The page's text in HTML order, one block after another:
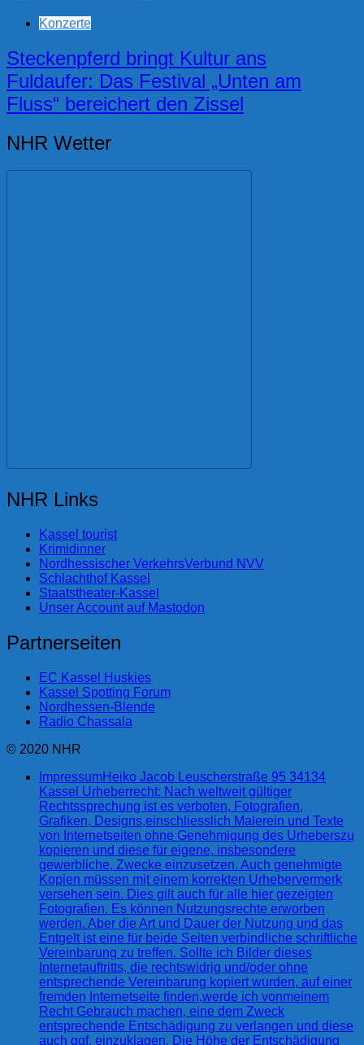
Konzerte
Steckenpferd bringt Kultur ans
Fuldaufer: Das Festival „Unten am
Fluss“ bereichert den Zissel
NHR Wetter
NHR Links
Kassel tourist
Krimidinner
Nordhessischer VerkehrsVerbund NVV
Schlachthof Kassel
Staatstheater-Kassel
Unser Account auf Mastodon
Partnerseiten
EC Kassel Huskies
Kassel Spotting Forum
Nordhessen-Blende
Radio Chassala
© 2020 NHR
ImpressumHeiko Jacob Leuscherstraße 95 34134
Kassel Urheberrecht: Nach weltweit gültiger
Rechtssprechung ist es verboten, Fotografien,
Grafiken, Designs,einschliesslich Malerein und Texte
von Internetseiten ohne Genehmigung des Urheberszu
kopieren und diese für eigene, insbesondere
gewerbliche, Zwecke einzusetzen. Auch genehmigte
Kopien müssen mit einem korrekten Urhebervermerk
versehen sein. Dies gilt auch für alle hier gezeigten
Fotografien. Es können Nutzungsrechte erworben
werden. Aber die Art und Dauer der Nutzung und das
Entgelt ist eine für beide Seiten verbindliche schriftliche
Vereinbarung zu treffen. Sollte ich Bilder dieses
Internetauftritts, die rechtswidrig und/oder ohne
entsprechende Vereinbarung kopiert wurden, auf einer
fremden Internetseite finden,werde ich vonmeinem
Recht Gebrauch machen, eine dem Zweck
entsprechende Entschädigung zu verlangen und diese
auch ggf. einzuklagen. Die Höhe der Entschädigung